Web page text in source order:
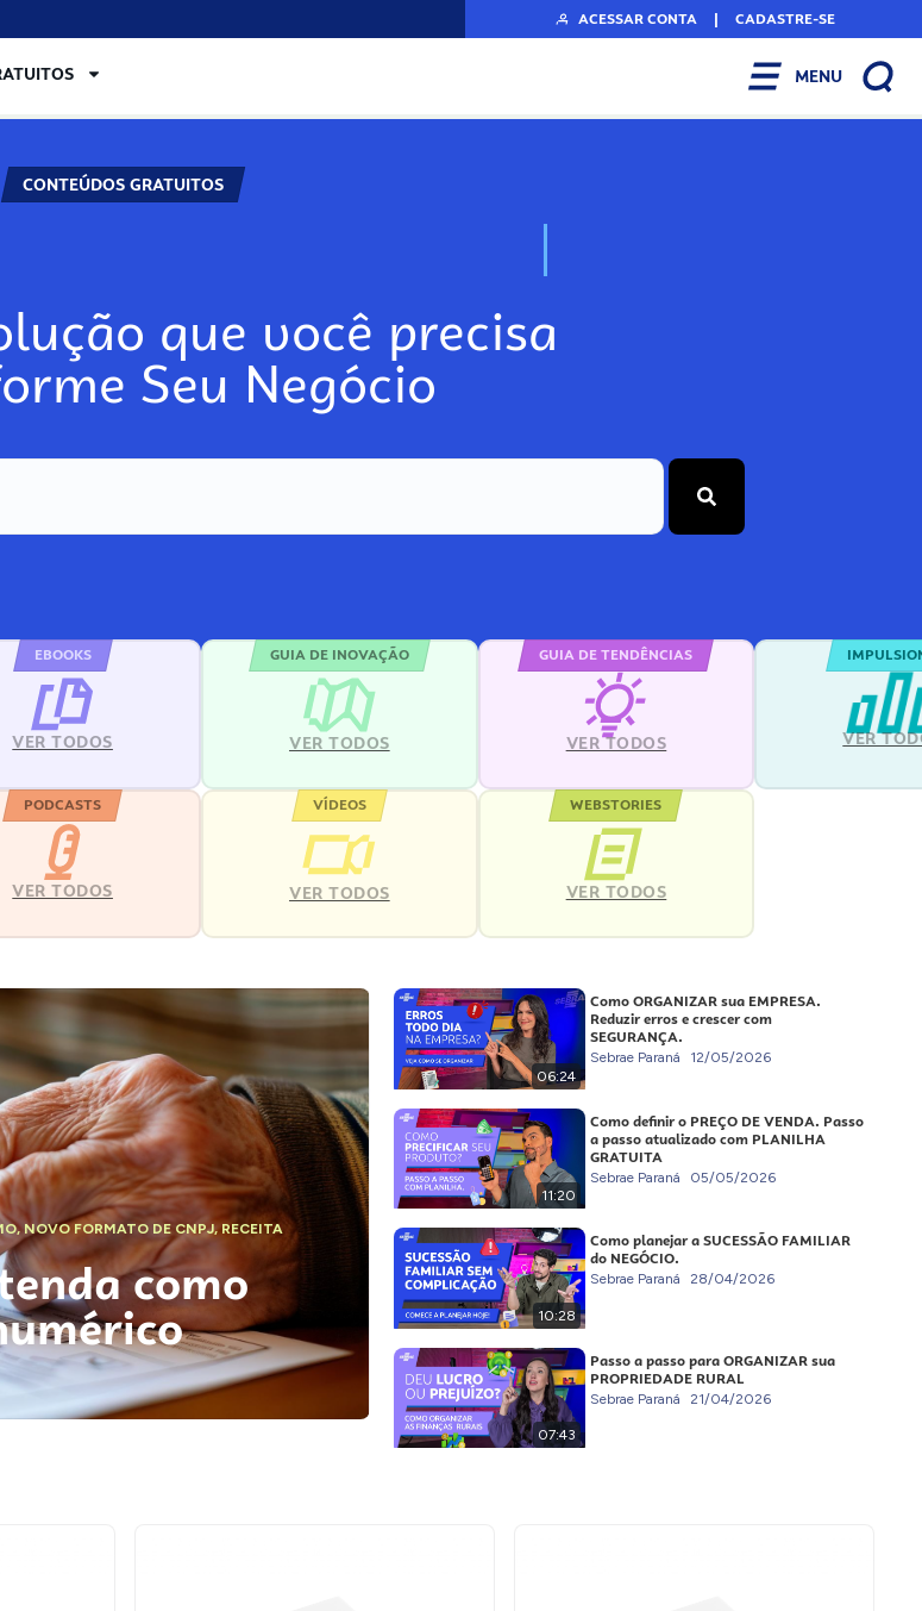
ACESSAR CONTA | CADASTRE-SE
MENU
CONTEÚDOS GRATUITOS
N
que você precisa
Seu Negócio
EBOOKS
VER TODOS
GUIA DE INOVAÇÃO
VER TODOS
GUIA DE TENDÊNCIAS
VER TODOS VER
PODCASTS
VER TODOS
VÍDEOS
VER TODOS
WEBSTORIES
VER TODOS
,NOVO FORMATO DE CNPJ,RECEITA
como
06:24
Como ORGANIZAR sua EMPRESA.
Reduzir erros e crescer com
SEGURANÇA.
Sebrae Paraná 12/05/2026
11:20
Como definir o PREÇO DE VENDA. Passo
a passo atualizado com PLANILHA
GRATUITA
Sebrae Paraná 05/05/2026
10:28
Como planejar a SUCESSÃO FAMILIAR
do NEGÓCIO.
Sebrae Paraná 28/04/2026
07:43
Passo a passo para ORGANIZAR sua
PROPRIEDADE RURAL
Sebrae Paraná 21/04/2026